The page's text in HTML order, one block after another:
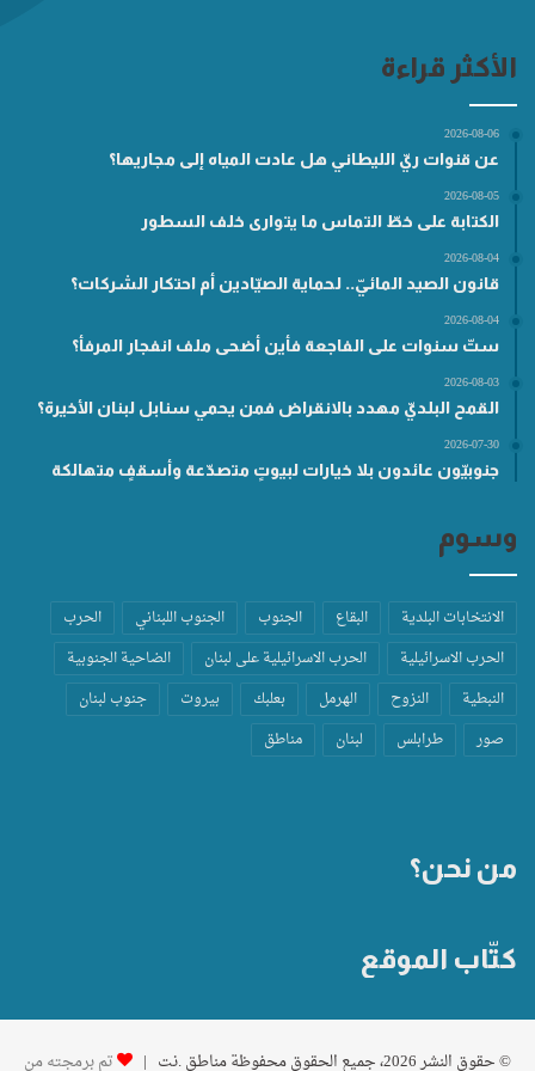
الأكثر قراءة
2026-08-06
عن قنوات ريّ الليطاني هل عادت المياه إلى مجاريها؟
2026-08-05
الكتابة على خطّ التماس ما يتوارى خلف السطور
2026-08-04
قانون الصيد المائيّ.. لحماية الصيّادين أم احتكار الشركات؟
2026-08-04
ستّ سنوات على الفاجعة فأين أضحى ملف انفجار المرفأ؟
2026-08-03
القمح البلديّ مهدد بالانقراض فمن يحمي سنابل لبنان الأخيرة؟
2026-07-30
جنوبيّون عائدون بلا خيارات لبيوتٍ متصدّعة وأسقفٍ متهالكة
وسوم
الانتخابات البلدية البقاع الجنوب الجنوب اللبناني
الحرب
الحرب الاسرائيلية
الحرب الاسرائيلية على لبنان
الضاحية الجنوبية
النبطية
النزوح الهرمل بعلبك بيروت
جنوب لبنان
صور
طرابلس لبنان مناطق
من نحن؟
كتّاب الموقع
© حقوق النشر 2026، جميع الحقوق محفوظة مناطق .نت | تم برمجته من